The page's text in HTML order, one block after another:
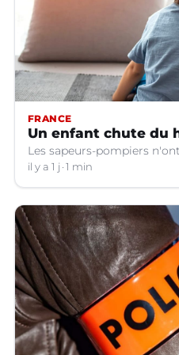
FRANCE
Un enfant chute du
Les sapeurs-pompiers
il y a 1 j 1 min